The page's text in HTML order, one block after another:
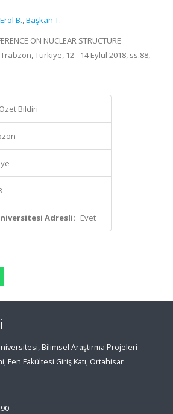
Erol B.,Başkan T.
ON NUCLEAR STRUCTURE
Trabzon, Türkiye, 12 - 14 Eylül 2018, ss.88,
Bildiri
Adresli: Evet
Bilimsel Araştırma Projeleri
Fen Fakültesi Giriş Katı, Ortahisar